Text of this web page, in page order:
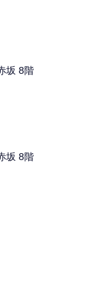
坂 8階
坂 8階